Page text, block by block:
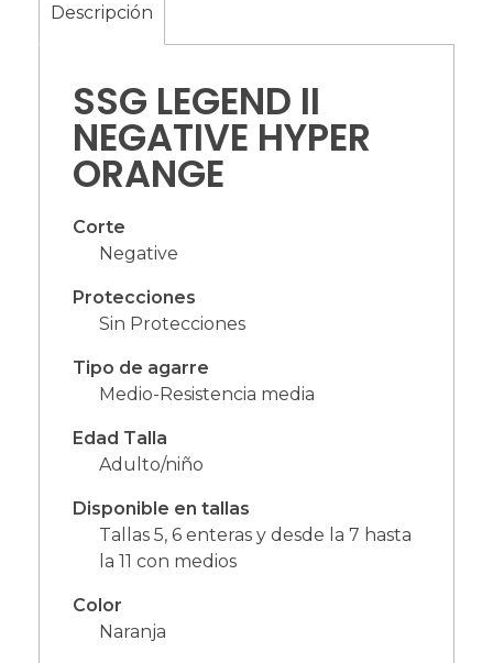
Descripción
SSG LEGEND II
NEGATIVE HYPER
ORANGE
Corte
Negative
Protecciones
Sin Protecciones
Tipo de agarre
Medio-Resistencia media
Edad Talla
Adulto/niño
Disponible en tallas
Tallas 5, 6 enteras y desde la 7 hasta
la 11 con medios
Color
Naranja